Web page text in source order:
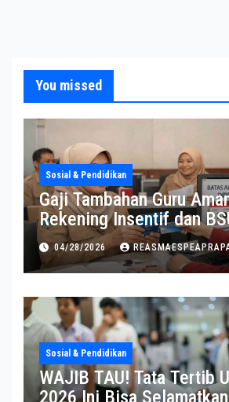
You missed
Sosial & Pendidikan
Gaji Tambahan Guru
Rekening Insentif dan
Diperpanjang
04/28/2026
Sosial & Pendidikan
WAJIB TAU! Tata Tertib